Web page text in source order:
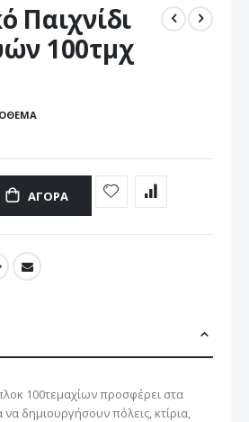
Παιχνίδι
100τμχ
ΑΓΟΡΆ
100τεμαχίων προσφέρει στα
δημιουργήσουν πόλεις, κτίρια,